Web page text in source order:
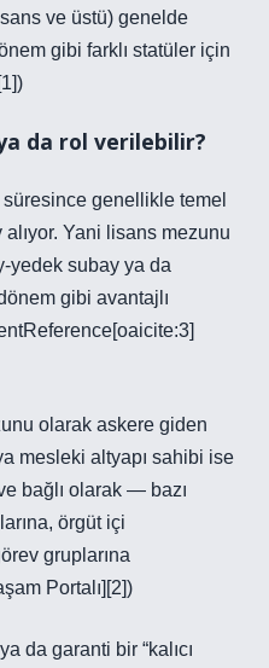
ve üstü) genelde
gibi farklı statüler için
da rol verilebilir?
genellikle temel
Yani lisans mezunu
yedek subay ya da
gibi avantajlı
olarak askere giden
mesleki altyapı sahibi ise
bağlı olarak — bazı
örgüt içi
gruplarına
Portalı][2])
da garanti bir “kalıcı